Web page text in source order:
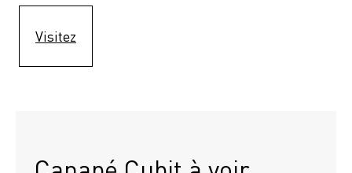
Visitez